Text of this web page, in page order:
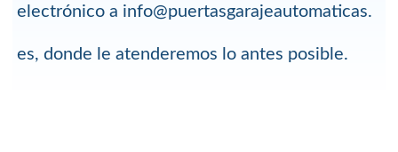
electrónico a info@puertasgarajeautomaticas.
es, donde le atenderemos lo antes posible.